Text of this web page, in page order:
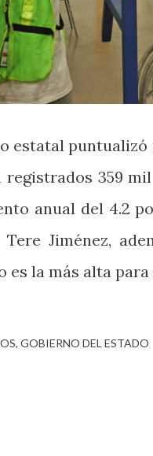
estatal puntualizó
359
anual del 4.2
Jiménez,
la más alta para
GOBIERNO DEL ESTADO